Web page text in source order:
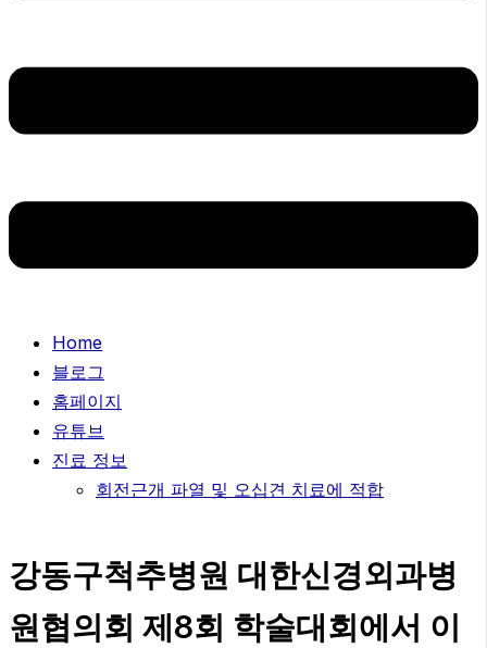
Home
블로그
홈페이지
유튜브
진료 정보
회전근개 파열 및 오십견 치료에 적합
강동구척추병원 대한신경외과병
원협의회 제8회 학술대회에서 이